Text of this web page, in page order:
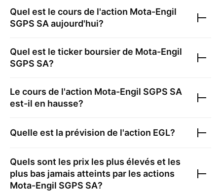
Quel est le cours de l'action Mota-Engil
SGPS SA aujourd'hui?
Quel est le ticker boursier de Mota-Engil
SGPS SA?
Le cours de l'action Mota-Engil SGPS SA
est-il en hausse?
Quelle est la prévision de l'action EGL?
Quels sont les prix les plus élevés et les
plus bas jamais atteints par les actions
Mota-Engil SGPS SA?